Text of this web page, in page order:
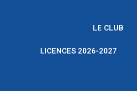
LE CLUB
LICENCES 2026-2027